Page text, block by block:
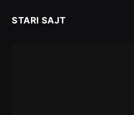
STARI SAJT